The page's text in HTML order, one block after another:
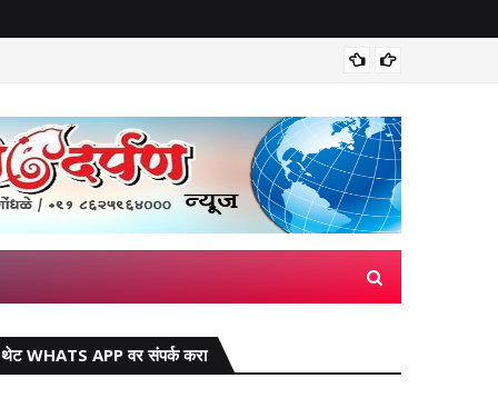
थेट WHATS APP वर संपर्क करा